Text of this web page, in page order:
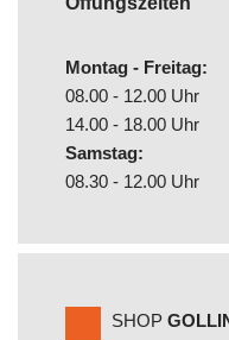
Montag - Freitag:
08.00 - 12.00 Uhr
14.00 - 18.00 Uhr
Samstag:
08.30 - 12.00 Uhr
SHOP